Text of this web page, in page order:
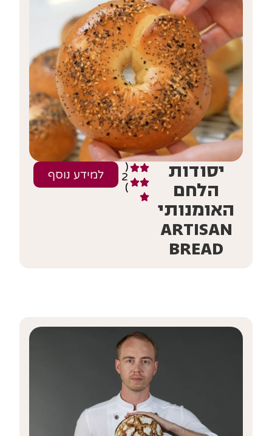
יסודות
הלחם
האומנותי
ARTISAN
BREAD
(
2
)
למידע נוסף